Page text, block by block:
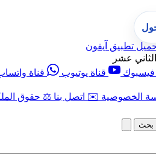
تطبيق آيفون
عشر
قناة يوتيوب قناة
الخصوصية ✉️ اتصل بنا ⚖️ حقوق
بحث